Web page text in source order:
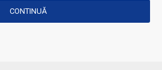
CONTINUĂ